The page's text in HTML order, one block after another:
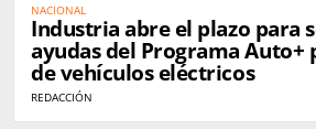
NACIONAL
Industria abre el plazo para
ayudas del Programa Auto+
de vehículos eléctricos
REDACCIÓN